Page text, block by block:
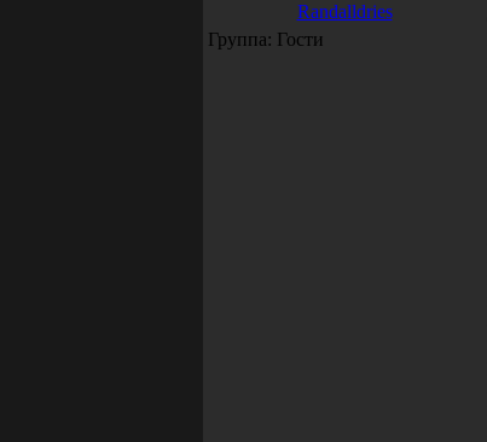
Randalldries
Группа: Гости